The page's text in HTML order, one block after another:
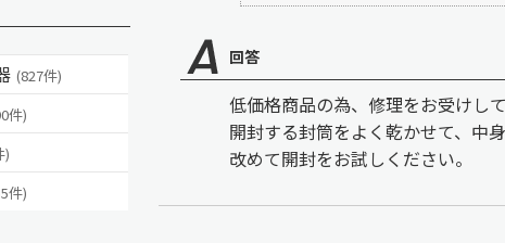
(827件)
件)
)
件)
回答
低価格商品の為、修理をお受けし
開封する封筒をよく乾かせて、中
改めて開封をお試しください。